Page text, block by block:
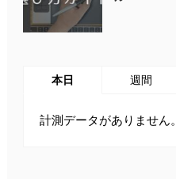
本日 週間
計測データがありません。